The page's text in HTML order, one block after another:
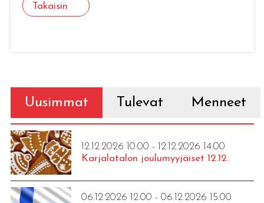
Takaisin
Uusimmat Tulevat Menneet
12.12.2026 10:00 - 12.12.2026 14:00
Karjalatalon joulumyyjäiset 12.12.
06.12.2026 12:00 - 06.12.2026 15:00